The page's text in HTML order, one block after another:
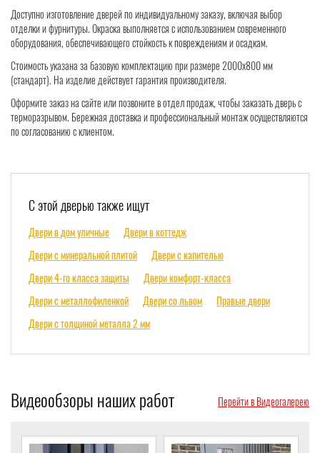
Доступно изготовление дверей по индивидуальному заказу, включая выбор
отделки и фурнитуры. Окраска выполняется с использованием современного
оборудования, обеспечивающего стойкость к повреждениям и осадкам.
Стоимость указана за базовую комплектацию при размере 2000x800 мм
(стандарт). На изделие действует гарантия производителя.
Оформите заказ на сайте или позвоните в отдел продаж, чтобы заказать дверь с
терморазрывом. Бережная доставка и профессиональный монтаж осуществляются
по согласованию с клиентом.
С этой дверью также ищут
Двери в дом уличные
Двери в коттедж
Двери с минеральной плитой
Двери с капителью
Двери 4-го класса защиты
Двери комфорт-класса
Двери с металлофиленкой
Двери со львом
Правые двери
Двери с толщиной металла 2 мм
Видеообзоры наших работ Перейти в Видеогалерею